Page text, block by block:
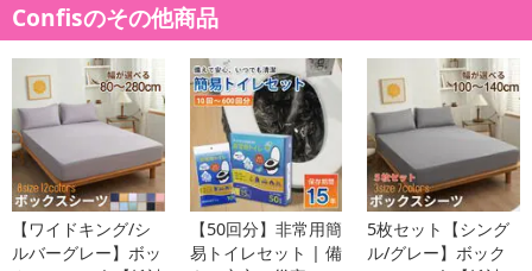
Confisのその他商品
【ワイドキング/シ
ルバーグレー】ボッ
【50回分】非常用簡
易トイレセット | 備
5枚セット【シング
ル/グレー】ボック